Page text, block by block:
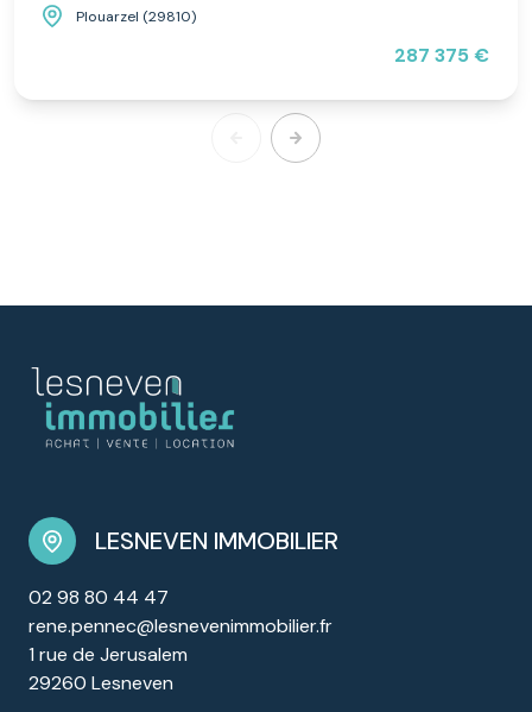
Plouarzel (29810)
287 375 €
LESNEVEN IMMOBILIER
02 98 80 44 47
rene.pennec@lesnevenimmobilier.fr
1 rue de Jerusalem
29260 Lesneven